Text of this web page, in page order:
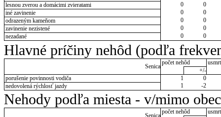
lesnou zverou a domácimi zvieratami
0
0
iné zavinenie
0
0
odrazeným kameňom
0
0
zavinenie nezistené
0
0
nezadané
0 0
Hlavné príčiny nehôd (podľa
Senica
počet nehôd
+/-
porušenie povinnosti vodiča
1
0
nedovolená rýchlosť jazdy
1 -2
Nehody podľa miesta - v/mimo obec
Senica
počet nehôd